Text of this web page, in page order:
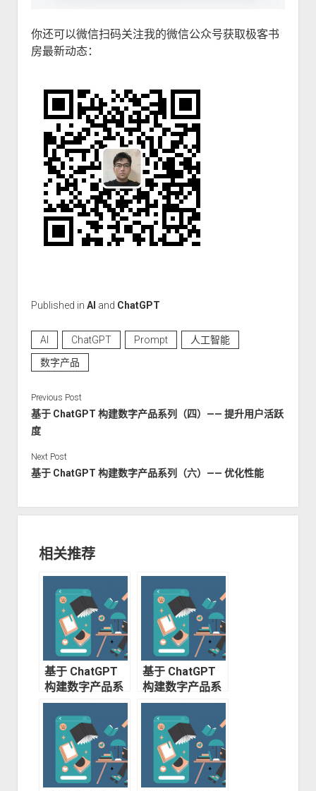
你还可以微信扫码关注我的微信公众号获取极客书
房最新动态：
Published in AI and ChatGPT
AI ChatGPT Prompt
人工智能
数字产品
Previous Post
基于 ChatGPT 构建数字产品系列（四）—— 提升用户活跃
度
Next Post
基于 ChatGPT 构建数字产品系列（六）—— 优化性能
相关推荐
基于 ChatGPT
构建数字产品系
列（四）—— 提
升用户活跃度
基于 ChatGPT
构建数字产品系
列（一）—— 基
础知识